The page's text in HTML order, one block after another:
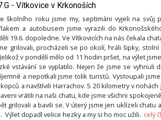
- Vítkovice v Krkonoších
školního roku jsme my, septimáni vyjeli na svůj
a autobusem jsme vyrazili do
19.6. dopoledne. Ve Vítkovicích na nás čekala
grilovali, procházeli se po okolí, hráli šipky, stolní
v pondělí mělo od 11 hodin pršet, na výlet
vstávání se vyplatilo. Nejen že jsme se vyhnuli
a nepotkali jsme tolik turistů. Vystoupali
a navštívili Harrachov. S 20 kilometry v nohách
vrátili na naši chatu, kde jsme všichni
grilovali a bavili se. V úterý jsme jen uklízeli chatu
Výlet dopadl velice hezky a my si ho moc užili. celý